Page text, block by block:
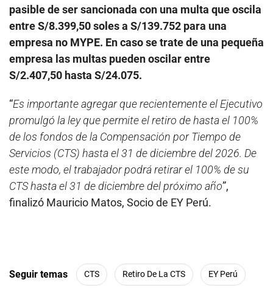
pasible de ser sancionada con una multa que oscila
entre S/8.399,50 soles a S/139.752 para una
empresa no MYPE. En caso se trate de una pequeña
empresa las multas pueden oscilar entre
S/2.407,50 hasta S/24.075.
“Es importante agregar que recientemente el Ejecutivo
promulgó la ley que permite el retiro de hasta el 100%
de los fondos de la Compensación por Tiempo de
Servicios (CTS) hasta el 31 de diciembre del 2026. De
este modo, el trabajador podrá retirar el 100% de su
CTS hasta el 31 de diciembre del próximo año”,
finalizó Mauricio Matos, Socio de EY Perú.
Seguir temas CTS Retiro De La CTS EY Perú